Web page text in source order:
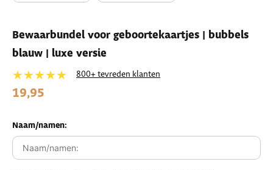
Bewaarbundel voor geboortekaartjes | bubbels
blauw | luxe versie
★★★★★ 800+ tevreden klanten
19,95
Naam/namen: